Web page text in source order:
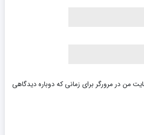
من در مرورگر برای زمانی که دوباره دیدگاهی